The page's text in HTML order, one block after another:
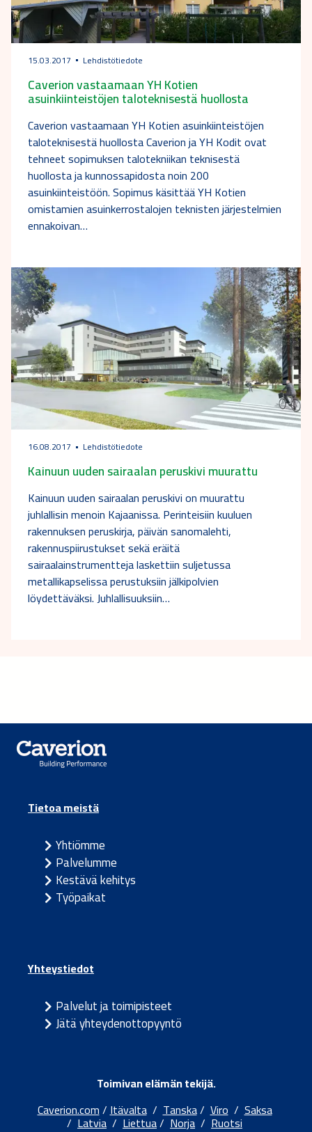
15.03.2017 Lehdistötiedote
Caverion vastaamaan YH Kotien
asuinkiinteistöjen taloteknisestä huollosta
Caverion vastaamaan YH Kotien asuinkiinteistöjen
taloteknisestä huollosta Caverion ja YH Kodit ovat
tehneet sopimuksen talotekniikan teknisestä
huollosta ja kunnossapidosta noin 200
asuinkiinteistöön. Sopimus käsittää YH Kotien
omistamien asuinkerrostalojen teknisten järjestelmien
ennakoivan…
16.08.2017 Lehdistötiedote
Kainuun uuden sairaalan peruskivi muurattu
Kainuun uuden sairaalan peruskivi on muurattu
juhlallisin menoin Kajaanissa. Perinteisiin kuuluen
rakennuksen peruskirja, päivän sanomalehti,
rakennuspiirustukset sekä eräitä
sairaalainstrumentteja laskettiin suljetussa
metallikapselissa perustuksiin jälkipolvien
löydettäväksi. Juhlallisuuksiin…
Tietoa meistä
Yhtiömme
Palvelumme
Kestävä kehitys
Työpaikat
Yhteystiedot
Palvelut ja toimipisteet
Jätä yhteydenottopyyntö
Toimivan elämän tekijä.
Caverion.com/Itävalta/Tanska/Viro/Saksa
/ Latvia / Liettua/ Norja / Ruotsi